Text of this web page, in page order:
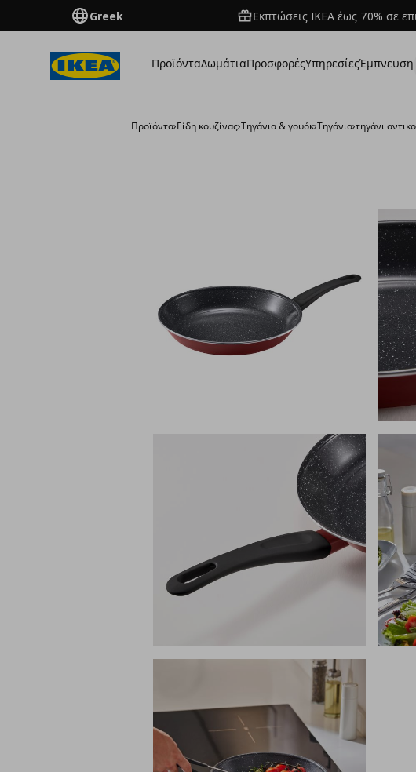
Greek Εκπτώσεις IKEA έως 70% σε
ΠροϊόνταΔωμάτιαΠροσφορέςΥπηρεσίεςΈμπνευση
Προϊόντα›Είδη κουζίνας›Τηγάνια & γουόκ›Τηγάνια›τηγάνι